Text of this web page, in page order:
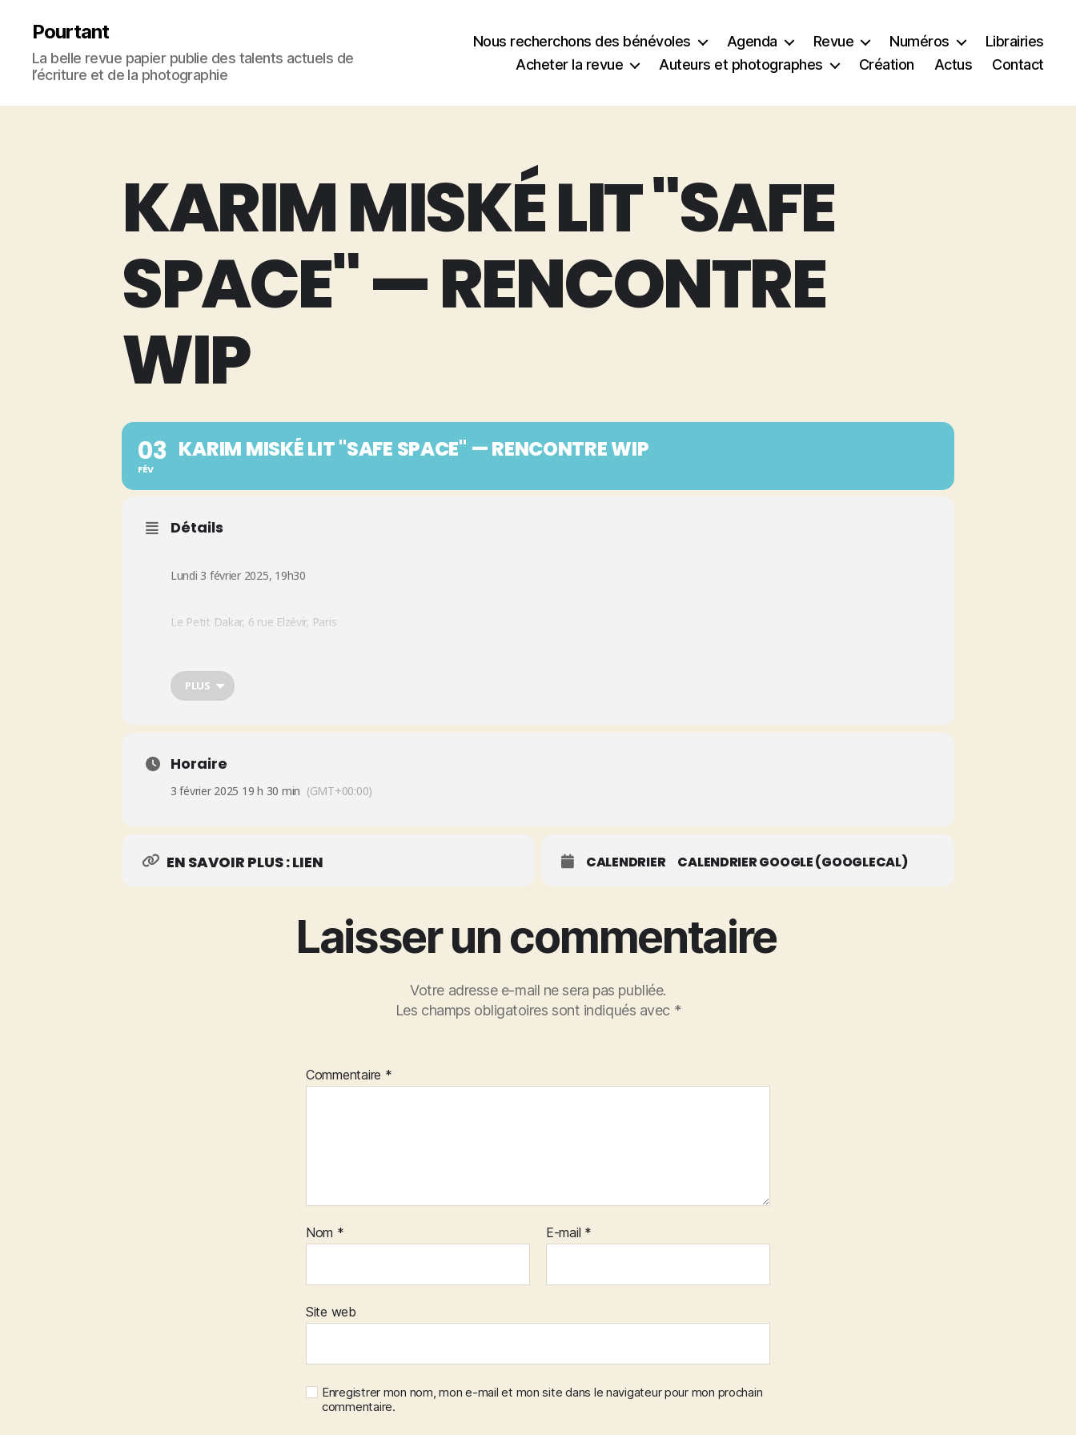
Pourtant
La belle revue papier publie des talents actuels de
l’écriture et de la photographie
Nous recherchons des bénévoles Agenda Revue Numéros
Librairies
Acheter la revue
Auteurs et photographes Création Actus Contact
KARIM MISKÉ LIT "SAFE
SPACE" — RENCONTRE
WIP
03
FÉV
KARIM MISKÉ LIT "SAFE SPACE" — RENCONTRE WIP
Détails
Lundi 3 février 2025, 19h30
Le Petit Dakar, 6 rue Elzévir, Paris
Les WIP, Work in Progress, ont lieu tous les 2 lundis au Petit Dakar.
PLUS
Horaire
3 février 2025 19 h 30 min (GMT+00:00)
EN SAVOIR PLUS : LIEN CALENDRIER CALENDRIER GOOGLE (GOOGLECAL)
Laisser un commentaire
Votre adresse e-mail ne sera pas publiée.
Les champs obligatoires sont indiqués avec *
Commentaire *
Nom * E-mail *
Site web
Enregistrer mon nom, mon e-mail et mon site dans le navigateur pour mon prochain
commentaire.